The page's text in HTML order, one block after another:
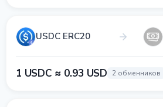
USDC ERC20
1 USDC ≈ 0.93 USD 2 обменников